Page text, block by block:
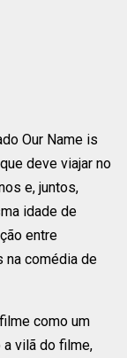
Our Name is
deve viajar no
e, juntos,
idade de
entre
na comédia de
como um
vilã do filme,